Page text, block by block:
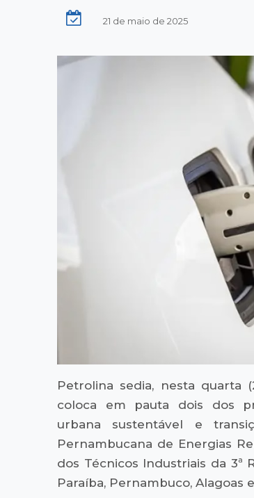
21 de maio de 2025
Petrolina sedia, nesta quarta
coloca em pauta dois dos
urbana sustentável e
Pernambucana de Energias
dos Técnicos Industriais da 3ª
Paraíba, Pernambuco, Alagoas